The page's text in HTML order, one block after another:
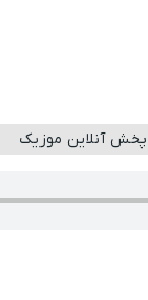
پخش آنلاین موزیک